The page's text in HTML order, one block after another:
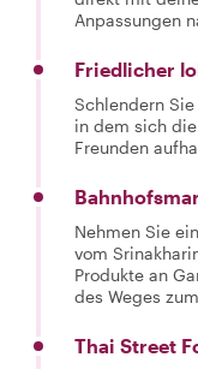
Anpassungen
Friedlicher
Schlendern
in dem sich
Freunden
Nehmen Sie
vom
Produkte an
des Weges
Thai Street